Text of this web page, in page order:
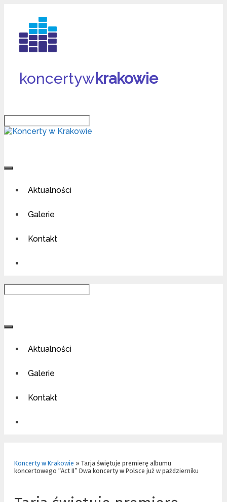
koncertyw krakowie
Aktualności
Galerie
Kontakt
Aktualności
Galerie
Kontakt
Koncerty w Krakowie » Tarja świętuje premierę albumu
koncertowego “Act II” Dwa koncerty w Polsce już w październiku